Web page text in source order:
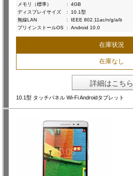
メモリ（標準）
:
4GB
ディスプレイサイズ
:
10.1型
無線LAN
:
IEEE 802.11ac/n/g/a/b
プリインストールOS : Android 10.0
在庫状況
在庫なし
詳細はこちら
10.1型 タッチパネル Wi-Fi Androidタブレット